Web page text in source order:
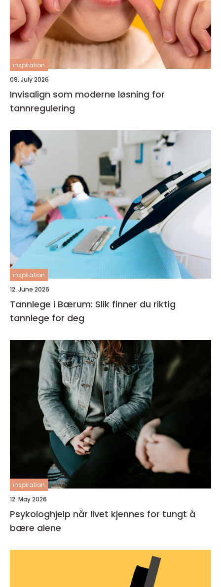
inspiration
09. July 2026
Invisalign som moderne løsning for
tannregulering
inspiration
12. June 2026
Tannlege i Bærum: Slik finner du riktig
tannlege for deg
inspiration
12. May 2026
Psykologhjelp når livet kjennes for tungt å
bære alene